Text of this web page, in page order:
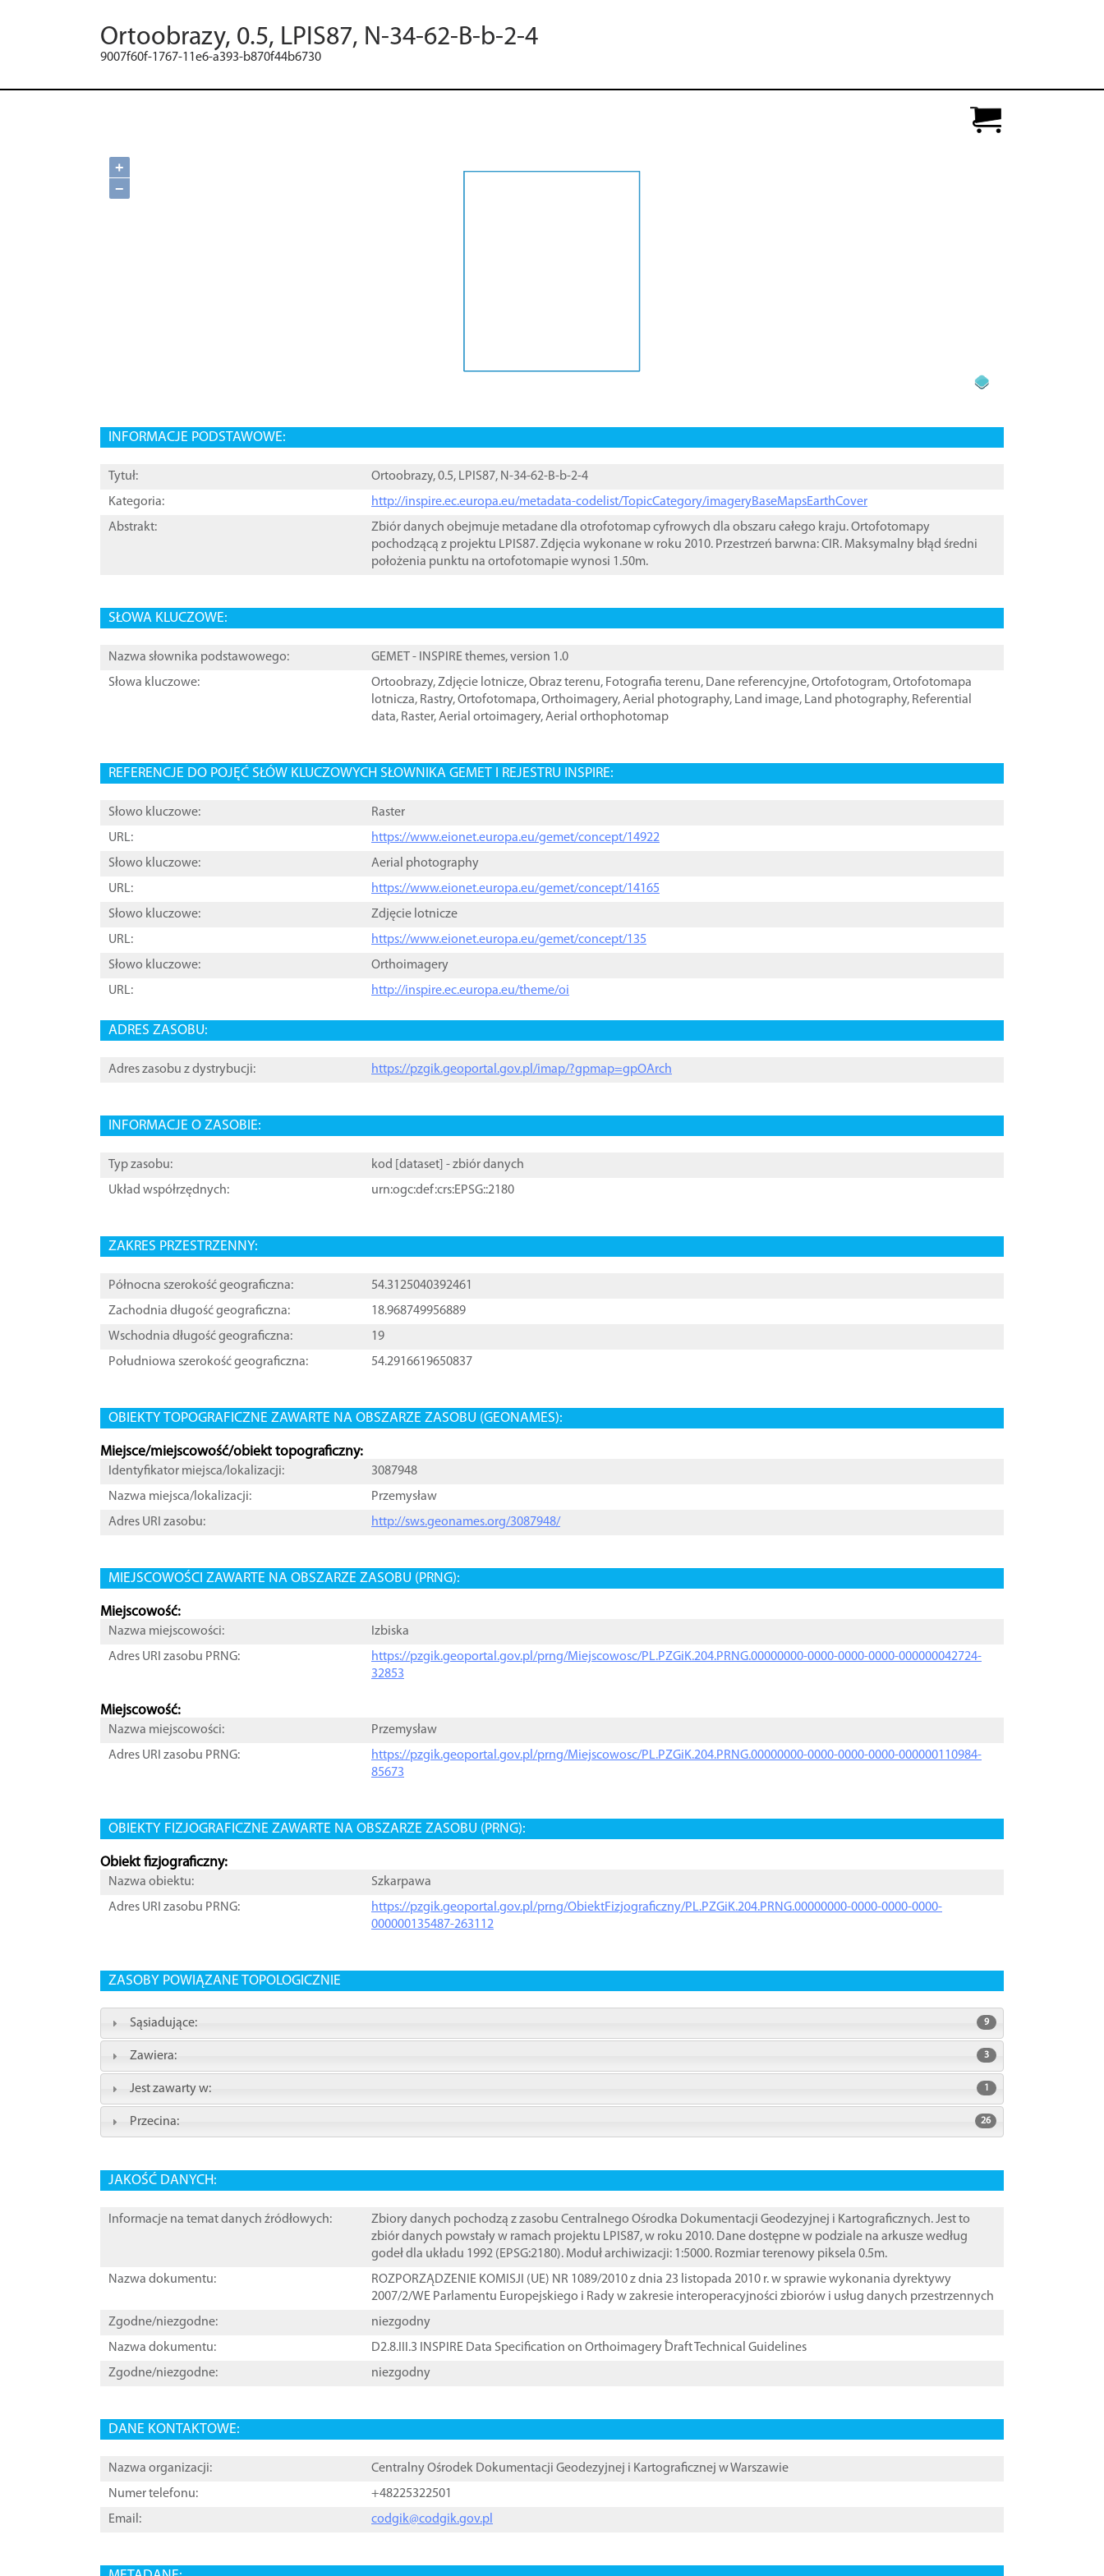
Ortoobrazy, 0.5, LPIS87, N-34-62-B-b-2-4
9007f60f-1767-11e6-a393-b870f44b6730
+
−
INFORMACJE PODSTAWOWE:
Tytuł:
Ortoobrazy, 0.5, LPIS87, N-34-62-B-b-2-4
Kategoria:
http://inspire.ec.europa.eu/metadata-codelist/TopicCategory/imageryBaseMapsEarthCover
Abstrakt:
Zbiór danych obejmuje metadane dla otrofotomap cyfrowych dla obszaru całego kraju. Ortofotomapy
pochodzącą z projektu LPIS87. Zdjęcia wykonane w roku 2010. Przestrzeń barwna: CIR. Maksymalny błąd średni
położenia punktu na ortofotomapie wynosi 1.50m.
SŁOWA KLUCZOWE:
Nazwa słownika podstawowego:
GEMET - INSPIRE themes, version 1.0
Słowa kluczowe:
Ortoobrazy,Zdjęcie lotnicze,Obraz terenu, Fotografia terenu, Dane referencyjne,Ortofotogram,Ortofotomapa
lotnicza, Rastry,Ortofotomapa,Orthoimagery,Aerial photography, Land image, Land photography, Referential
data, Raster,Aerial ortoimagery,Aerial orthophotomap
REFERENCJE DO POJĘĆ SŁÓW KLUCZOWYCH SŁOWNIKA GEMET I REJESTRU INSPIRE:
Słowo kluczowe:
Raster
URL:
https://www.eionet.europa.eu/gemet/concept/14922
Słowo kluczowe:
Aerial photography
URL:
https://www.eionet.europa.eu/gemet/concept/14165
Słowo kluczowe:
Zdjęcie lotnicze
URL:
https://www.eionet.europa.eu/gemet/concept/135
Słowo kluczowe:
Orthoimagery
URL:
http://inspire.ec.europa.eu/theme/oi
ADRES ZASOBU:
Adres zasobu z dystrybucji: https://pzgik.geoportal.gov.pl/imap/?gpmap=gpOArch
INFORMACJE O ZASOBIE:
Typ zasobu: kod [ dataset ] - zbiór danych
Układ współrzędnych:
urn:ogc:def:crs:EPSG::2180
ZAKRES PRZESTRZENNY:
Północna szerokość geograficzna:
54.3125040392461
Zachodnia długość geograficzna:
18.968749956889
Wschodnia długość geograficzna:
19
Południowa szerokość geograficzna:
54.2916619650837
OBIEKTY TOPOGRAFICZNE ZAWARTE NA OBSZARZE ZASOBU (GEONAMES):
Miejsce/miejscowość/obiekt topograficzny:
Identyfikator miejsca/lokalizacji:
3087948
Nazwa miejsca/lokalizacji:
Przemysław
Adres URI zasobu:
http://sws.geonames.org/3087948/
MIEJSCOWOŚCI ZAWARTE NA OBSZARZE ZASOBU (PRNG):
Miejscowość:
Nazwa miejscowości:
Izbiska
Adres URI zasobu PRNG:
https://pzgik.geoportal.gov.pl/prng/Miejscowosc/PL.PZGiK.204.PRNG.00000000-0000-0000-0000-000000042724-
32853
Miejscowość:
Nazwa miejscowości:
Przemysław
Adres URI zasobu PRNG:
https://pzgik.geoportal.gov.pl/prng/Miejscowosc/PL.PZGiK.204.PRNG.00000000-0000-0000-0000-000000110984-
85673
OBIEKTY FIZJOGRAFICZNE ZAWARTE NA OBSZARZE ZASOBU (PRNG):
Obiekt fizjograficzny:
Nazwa obiektu:
Szkarpawa
Adres URI zasobu PRNG:
https://pzgik.geoportal.gov.pl/prng/ObiektFizjograficzny/PL.PZGiK.204.PRNG.00000000-0000-0000-0000-
000000135487-263112
ZASOBY POWIĄZANE TOPOLOGICZNIE
Sąsiadujące: 9
Zawiera: 3
Jest zawarty w: 1
Przecina: 26
JAKOŚĆ DANYCH:
Informacje na temat danych źródłowych:
Zbiory danych pochodzą z zasobu Centralnego Ośrodka Dokumentacji Geodezyjnej i Kartograficznych. Jest to
zbiór danych powstały w ramach projektu LPIS87, w roku 2010. Dane dostępne w podziale na arkusze według
godeł dla układu 1992 (EPSG:2180). Moduł archiwizacji: 1:5000. Rozmiar terenowy piksela 0.5m.
Nazwa dokumentu:
ROZPORZĄDZENIE KOMISJI (UE) NR 1089/2010 z dnia 23 listopada 2010 r. w sprawie wykonania dyrektywy
2007/2/WE Parlamentu Europejskiego i Rady w zakresie interoperacyjności zbiorów i usług danych przestrzennych
Zgodne/niezgodne:
niezgodny
Nazwa dokumentu:
D2.8.III.3 INSPIRE Data Specification on Orthoimagery ֠Draft Technical Guidelines
Zgodne/niezgodne:
niezgodny
DANE KONTAKTOWE:
Nazwa organizacji:
Centralny Ośrodek Dokumentacji Geodezyjnej i Kartograficznej w Warszawie
Numer telefonu:
+48225322501
Email:
codgik@codgik.gov.pl